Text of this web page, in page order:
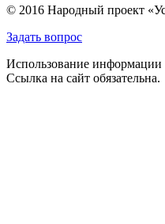
© 2016 Народный проект
Задать вопрос
Использование информации
Ссылка на сайт обязательна.